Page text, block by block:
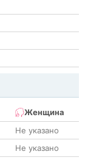
Женщина
Не указано
Не указано